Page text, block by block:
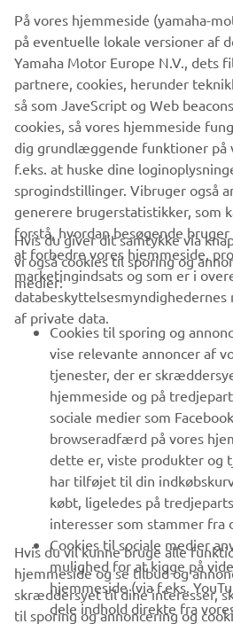
make this 'Faster Son' truly a
times. From the Renthal
Ballard Custom Leather that
fork tool pouch, to the shortened
Fox RC1 Podium 14-inch
contemporary specialty
the past.
VIRKSOMHED
B2B
MERE YAMAHA
SUPPORT
NYHEDSBREV
Vær den første til at få besked om de
arrangementer, nye udgivelser og
På vores hjemmeside (yamaha-
på eventuelle lokale versioner af
Yamaha Motor Europe N.V., dets
partnere, cookies, herunder
så som JaveScript og Web
cookies, så vores hjemmeside
dig grundlæggende funktioner på
f.eks. at huske dine
sprogindstillinger. Vibruger også
generere brugerstatistikker, som
forstå, hvordan besøgende
at forbedre vores hjemmeside,
marketingindsats og som er i
af private data.
Hvis du giver dit samtykke via
vi også cookies til sporing og
medier:
Cookies til sporing og
vise relevante annoncer af
tjenester, der er
hjemmeside og på
sociale medier som
browseradfærd på vores
dette er, viste produkter og
har tilføjet til din
købt, ligeledes på
interesser som stammer fra
Cookies til sociale medier
mulighed for at kigge på
hjemmeside (via f.eks.
dele indhold direkte fra
Hvis du vil kunne bruge alle
hjemmeside og se tilbud og
skræddersyet til dine interesser,
til sporing og annoncering og